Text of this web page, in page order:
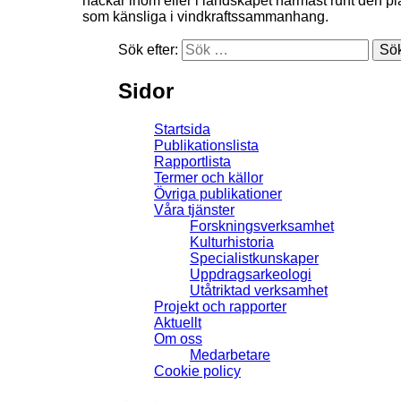
som känsliga i vindkraftssammanhang.
Sök efter:
Sidor
Startsida
Publikationslista
Rapportlista
Termer och källor
Övriga publikationer
Våra tjänster
Forskningsverksamhet
Kulturhistoria
Specialistkunskaper
Uppdragsarkeologi
Utåtriktad verksamhet
Projekt och rapporter
Aktuellt
Om oss
Medarbetare
Cookie policy